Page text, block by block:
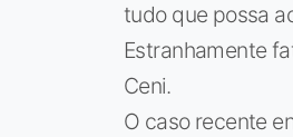
tudo que possa
Estranhamente
Ceni.
O caso recente